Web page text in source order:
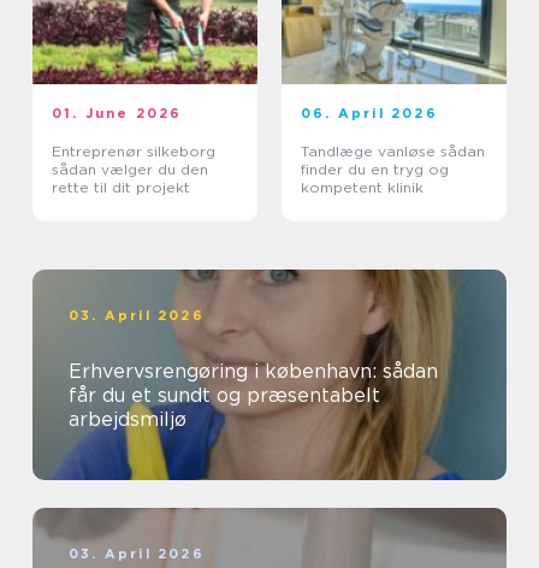
01. June 2026
Entreprenør silkeborg
sådan vælger du den
rette til dit projekt
06. April 2026
Tandlæge vanløse sådan
finder du en tryg og
kompetent klinik
03. April 2026
Erhvervsrengøring i københavn: sådan
får du et sundt og præsentabelt
arbejdsmiljø
03. April 2026